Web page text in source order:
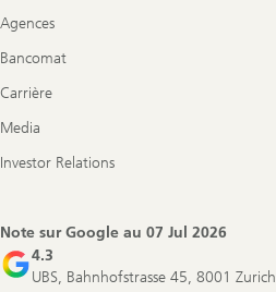
Agences
Bancomat
Carrière
Media
Investor Relations
Note sur Google au 07 Jul 2026
4.3
UBS, Bahnhofstrasse 45, 8001 Zurich